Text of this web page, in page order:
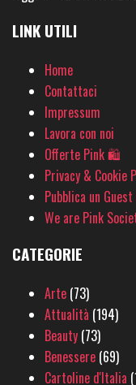
LINK UTILI
Home
Contattaci
Impressum
Lavora con noi
Offerte Pink 🛍
Privacy & Cookie
Pubblica un
We are Pink
CATEGORIE
Arte (73)
Attualità (194)
Beauty (73)
Benessere (69)
Cartoline d'Italia